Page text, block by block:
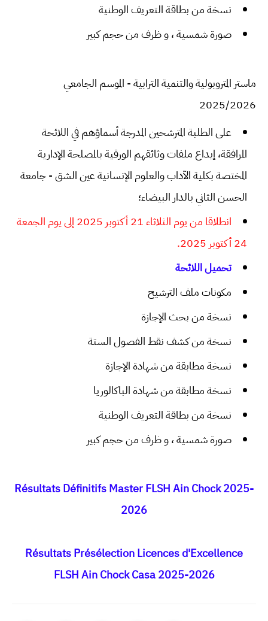
نسخة من بطاقة التعريف الوطنية
صورة شمسية ، و ظرف من حجم كبير
ماستر المتروبولية والتنمية الترابية - الموسم الجامعي
2025/2026
على الطلبة المترشحين المدرجة أسماؤهم في اللائحة
المرافقة، إيداع ملفات وثائقهم الورقية بالمصلحة الإدارية
المختصة بكلية الآداب والعلوم الإنسانية عين الشق - جامعة
الحسن الثاني بالدار البيضاء؛
انطلاقا من يوم الثلاثاء 21 أكتوبر 2025 إلى يوم الجمعة
24 أكتوبر 2025.
تحميل اللائحة
مكونات ملف الترشيح
نسخة من بحث الإجازة
نسخة من كشف نقط الفصول الستة
نسخة مطابقة من شهادة الإجازة
نسخة مطابقة من شهادة الباكالوريا
نسخة من بطاقة التعريف الوطنية
صورة شمسية ، و ظرف من حجم كبير
Résultats Définitifs Master FLSH Ain Chock 2025-
2026
Résultats Présélection Licences d'Excellence
FLSH Ain Chock Casa 2025-2026